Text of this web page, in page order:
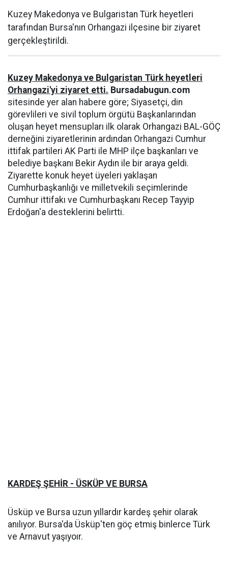
Kuzey Makedonya ve Bulgaristan Türk heyetleri
tarafından Bursa'nın Orhangazi ilçesine bir ziyaret
gerçekleştirildi.
Kuzey Makedonya ve Bulgaristan Türk heyetleri
Orhangazi'yi ziyaret etti. Bursadabugun.com
sitesinde yer alan habere göre; Siyasetçi, din
görevlileri ve sivil toplum örgütü Başkanlarından
oluşan heyet mensupları ilk olarak Orhangazi BAL-GÖÇ
derneğini ziyaretlerinin ardından Orhangazi Cumhur
ittifak partileri AK Parti ile MHP ilçe başkanları ve
belediye başkanı Bekir Aydın ile bir araya geldi.
Ziyarette konuk heyet üyeleri yaklaşan
Cumhurbaşkanlığı ve milletvekili seçimlerinde
Cumhur ittifakı ve Cumhurbaşkanı Recep Tayyip
Erdoğan'a desteklerini belirtti.
KARDEŞ ŞEHİR - ÜSKÜP VE BURSA
Üsküp ve Bursa uzun yıllardır kardeş şehir olarak
anılıyor. Bursa'da Üsküp'ten göç etmiş binlerce Türk
ve Arnavut yaşıyoır.